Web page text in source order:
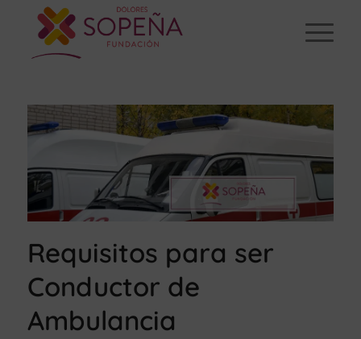
Requisitos para ser
Conductor de
Ambulancia